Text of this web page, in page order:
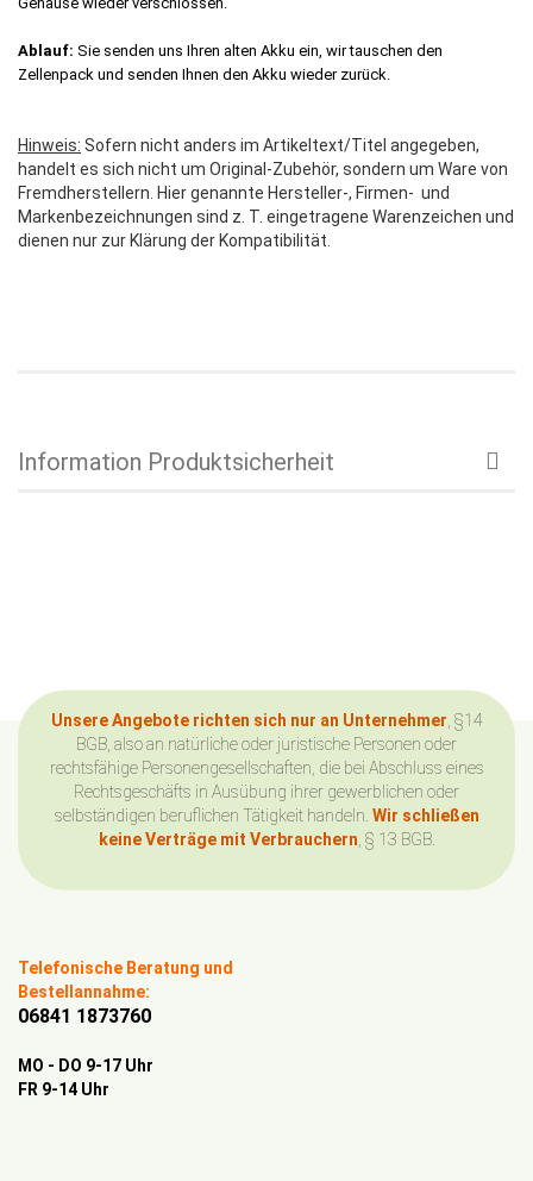
Ablauf: Sie senden uns Ihren alten Akku ein, wir tauschen den
Zellenpack und senden Ihnen den Akku wieder zurück.
Hinweis: Sofern nicht anders im Artikeltext/Titel angegeben,
handelt es sich nicht um Original-Zubehör, sondern um Ware von
Fremdherstellern. Hier genannte Hersteller-, Firmen- und
Markenbezeichnungen sind z. T. eingetragene Warenzeichen und
dienen nur zur Klärung der Kompatibilität.
Information Produktsicherheit
Unsere Angebote richten sich nur an Unternehmer , §14
BGB, also an natürliche oder juristische Personen oder
rechtsfähige Personengesellschaften, die bei Abschluss eines
Rechtsgeschäfts in Ausübung ihrer gewerblichen oder
selbständigen beruflichen Tätigkeit handeln. Wir schließen
keine Verträge mit Verbrauchern , § 13 BGB.
Telefonische Beratung und
Bestellannahme:
06841 1873760
MO - DO 9-17 Uhr
FR 9-14 Uhr